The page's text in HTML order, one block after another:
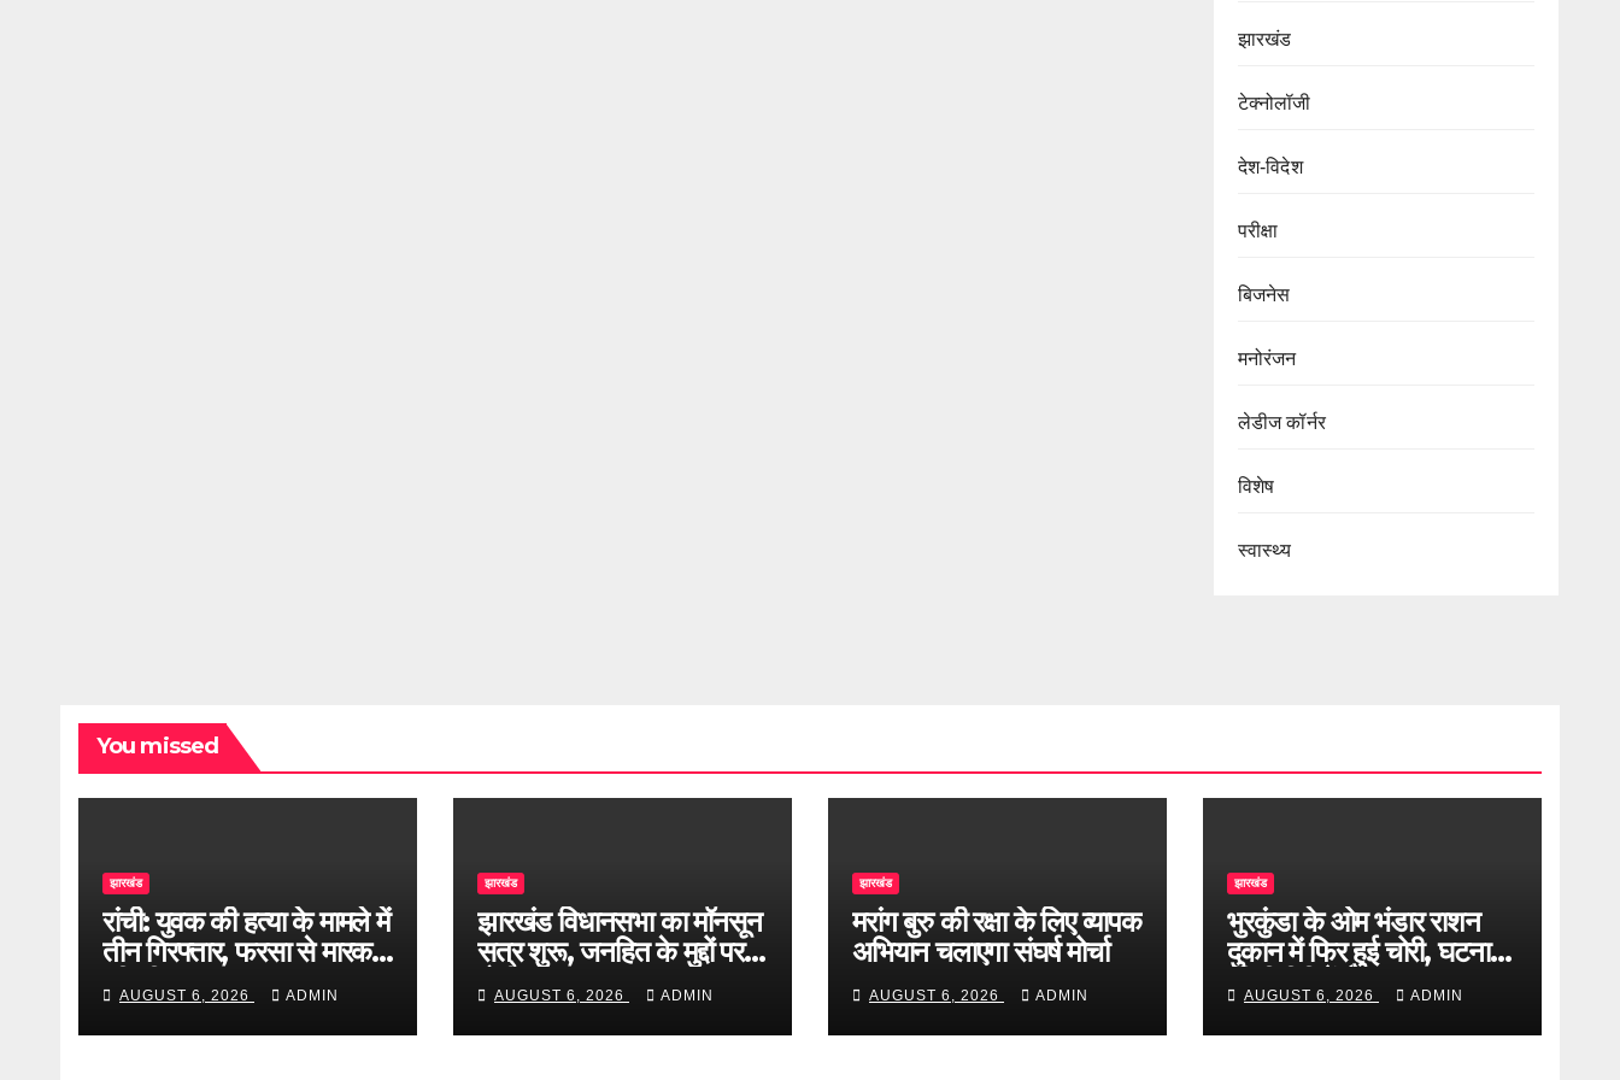
झारखंड
टेक्नोलॉजी
देश-विदेश
परीक्षा
बिजनेस
मनोरंजन
लेडीज कॉर्नर
विशेष
स्वास्थ्य
You missed
झारखंड
रांची: युवक की हत्या के मामले में
तीन गिरफ्तार, फरसा से मारकर
की थी हत्या
AUGUST 6, 2026 ADMIN
झारखंड
झारखंड विधानसभा का मॉनसून
सत्र शुरू, जनहित के मुद्दों पर
होगी बहस
AUGUST 6, 2026 ADMIN
झारखंड
मरांग बुरु की रक्षा के लिए व्यापक
अभियान चलाएगा संघर्ष मोर्चा
AUGUST 6, 2026 ADMIN
झारखंड
भुरकुंडा के ओम भंडार राशन
दुकान में फिर हुई चोरी, घटना
सीसीटीवी में कैद
AUGUST 6, 2026 ADMIN